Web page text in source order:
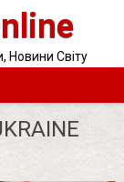
Новини Світу